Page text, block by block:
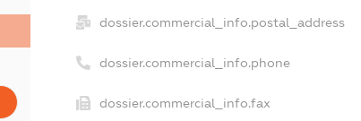
dossier.commercial_info.postal_address
dossier.commercial_info.phone
dossier.commercial_info.fax